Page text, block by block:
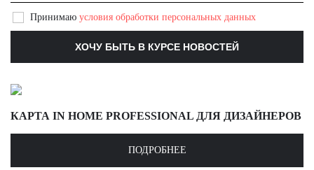
Принимаю условия обработки персональных данных
КАРТА IN HOME PROFESSIONAL ДЛЯ ДИЗАЙНЕРОВ
ПОДРОБНЕЕ